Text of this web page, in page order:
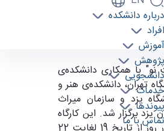
درباره دانشکده
افراد
آموزش
پژوهش
دانشجویی
خدمات
پیوندها
تماس با ما
گلین با عنوان "خشت نو" -
نو" با همکاری دانشکده‌ی
تهران، دانشکده‌ی هنر و
یزد و سازمان میراث
یزد برگزار شد. این کارگاه